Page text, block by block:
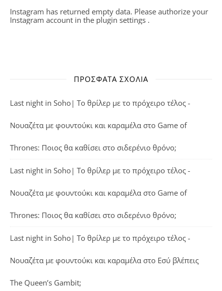
Instagram has returned empty data. Please authorize your
Instagram account in the plugin settings .
ΠΡΌΣΦΑΤΑ ΣΧΌΛΙΑ
Last night in Soho| Το θρίλερ με το πρόχειρο τέλος -
Νουαζέτα με φουντούκι και καραμέλα στο Game of
Thrones: Ποιος θα καθίσει στο σιδερένιο θρόνο;
Last night in Soho| Το θρίλερ με το πρόχειρο τέλος -
Νουαζέτα με φουντούκι και καραμέλα στο Game of
Thrones: Ποιος θα καθίσει στο σιδερένιο θρόνο;
Last night in Soho| Το θρίλερ με το πρόχειρο τέλος -
Νουαζέτα με φουντούκι και καραμέλα στο Εσύ βλέπεις
The Queen’s Gambit;